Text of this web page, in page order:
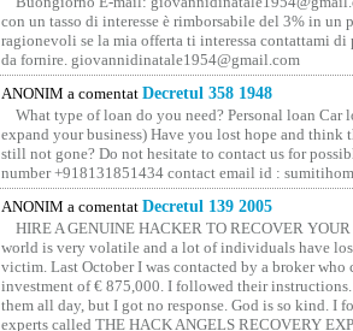
con un tasso di interesse è rimborsabile del 3% in
ragionevoli se la mia offerta ti interessa contattami
da fornire. giovannidinatale1954@­gmail.­com
ANONIM a comentat Decretul 358 1948
What type of loan do you need? Personal loan
expand your business) Have you lost hope and
still not gone? Do not hesitate to contact us for
number +918131851434 contact email id :
ANONIM a comentat Decretul 139 2005
HIRE A GENUINE HACKER TO RECOVER
world is very volatile and a lot of individuals have
victim. Last October I was contacted by a broker
investment of € 875,000. I followed their
them all day, but I got no response. God is so kind. I
experts called THE HACK ANGELS RECOVERY